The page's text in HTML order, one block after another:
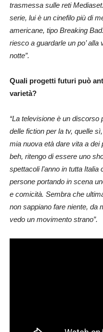
trasmessa sulle reti
serie, lui è un cinefilo più di
americane, tipo Breaking
riesco a guardarle un po’
notte”.
Quali progetti futuri può
varietà?
“La televisione è un
delle fiction per la tv, quelle
mia nuova età dare vita a dei
beh, ritengo di essere uno
spettacoli l’anno in tutta
persone portando in scena
e comicità. Sembra che
non sappiano fare niente, da
vedo un movimento strano”.